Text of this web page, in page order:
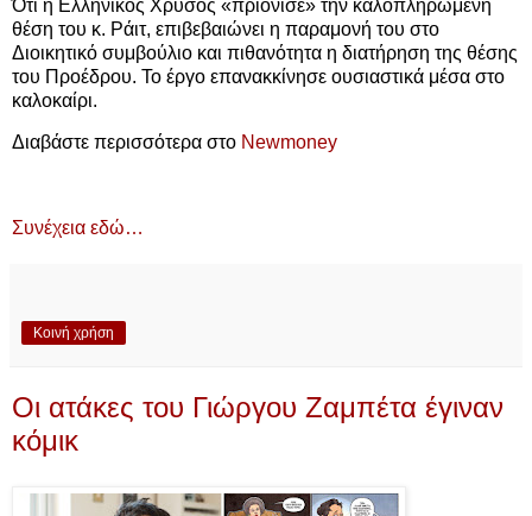
Ότι η Ελληνικός Χρυσός «πριόνισε» την καλοπληρωμένη
θέση του κ. Ράιτ, επιβεβαιώνει η παραμονή του στο
Διοικητικό συμβούλιο και πιθανότητα η διατήρηση της θέσης
του Προέδρου. Το έργο επανακκίνησε ουσιαστικά μέσα στο
καλοκαίρι.
Διαβάστε περισσότερα στο Newmoney
Συνέχεια εδώ…
Κοινή χρήση
Οι ατάκες του Γιώργου Ζαμπέτα έγιναν
κόμικ